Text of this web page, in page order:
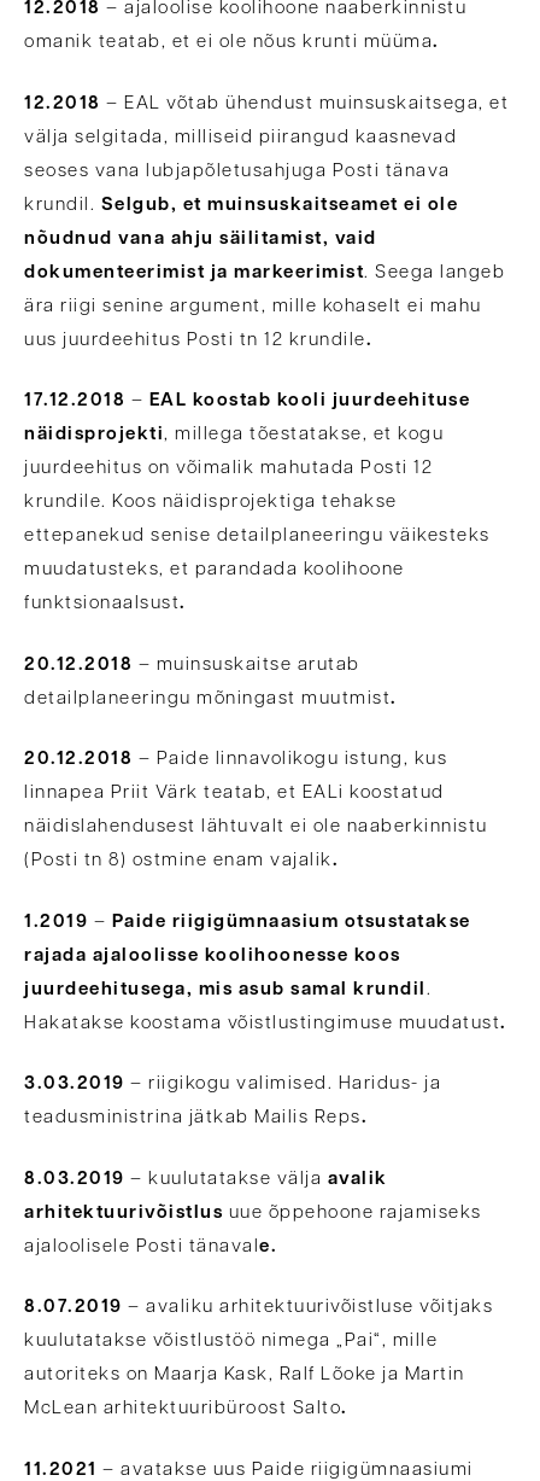
12.2018 – ajaloolise koolihoone naaberkinnistu
omanik teatab, et ei ole nõus krunti müüma.
12.2018 – EAL võtab ühendust muinsuskaitsega, et
välja selgitada, milliseid piirangud kaasnevad
seoses vana lubjapõletusahjuga Posti tänava
krundil. Selgub, et muinsuskaitseamet ei ole
nõudnud vana ahju säilitamist, vaid
dokumenteerimist ja markeerimist. Seega langeb
ära riigi senine argument, mille kohaselt ei mahu
uus juurdeehitus Posti tn 12 krundile.
17.12.2018 – EAL koostab kooli juurdeehituse
näidisprojekti, millega tõestatakse, et kogu
juurdeehitus on võimalik mahutada Posti 12
krundile. Koos näidisprojektiga tehakse
ettepanekud senise detailplaneeringu väikesteks
muudatusteks, et parandada koolihoone
funktsionaalsust.
20.12.2018 – muinsuskaitse arutab
detailplaneeringu mõningast muutmist.
20.12.2018 – Paide linnavolikogu istung, kus
linnapea Priit Värk teatab, et EALi koostatud
näidislahendusest lähtuvalt ei ole naaberkinnistu
(Posti tn 8) ostmine enam vajalik.
1.2019 – Paide riigigümnaasium otsustatakse
rajada ajaloolisse koolihoonesse koos
juurdeehitusega, mis asub samal krundil .
Hakatakse koostama võistlustingimuse muudatust.
3.03.2019 – riigikogu valimised. Haridus- ja
teadusministrina jätkab Mailis Reps.
8.03.2019 – kuulutatakse välja avalik
arhitektuurivõistlus uue õppehoone rajamiseks
ajaloolisele Posti tänaval e.
8.07.2019 – avaliku arhitektuurivõistluse võitjaks
kuulutatakse võistlustöö nimega „Pai“, mille
autoriteks on Maarja Kask, Ralf Lõoke ja Martin
McLean arhitektuuribüroost Salto.
11.2021 – avatakse uus Paide riigigümnaasiumi